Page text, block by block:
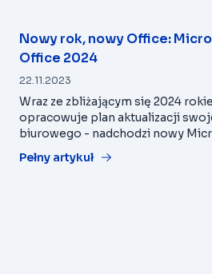
Nowy rok, nowy Office:
Office 2024
22.11.2023
Wraz ze zbliżającym się 2024
opracowuje plan aktualizacji
biurowego - nadchodzi nowy
Pełny artykuł